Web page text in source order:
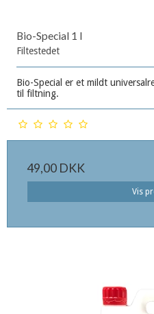
Bio-Special 1 l
Filtestedet
Bio-Special er et mildt
til filtning.
49,00 DKK
Vis